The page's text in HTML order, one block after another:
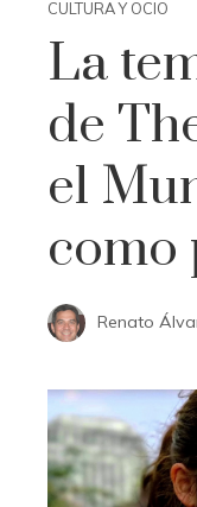
CULTURA Y OCIO
La
de
el
como
Renato